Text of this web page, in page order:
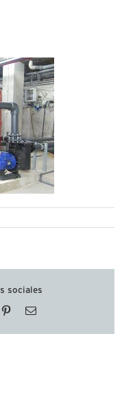
sociales
PinterestCorreo